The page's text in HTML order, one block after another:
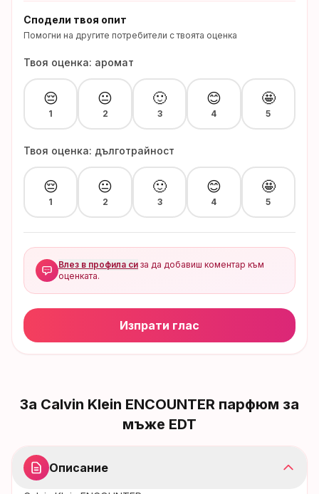
Сподели твоя опит
Помогни на другите потребители с твоята оценка
Твоя оценка: аромат
😔
1
😐
2
🙂
3
😊
4
🤩
5
Твоя оценка: дълготрайност
😔
1
😐
2
🙂
3
😊
4
🤩
5
Влез в профила си за да добавиш коментар към
оценката.
Изпрати глас
За Calvin Klein ENCOUNTER парфюм за
мъже EDT
Описание